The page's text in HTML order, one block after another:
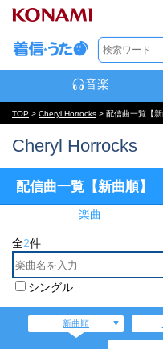
音楽
TOP > Cheryl Horrocks > 配信曲一覧【新
Cheryl Horrocks
配信曲一覧【新曲順】
楽曲
全2件
シングル
新曲順